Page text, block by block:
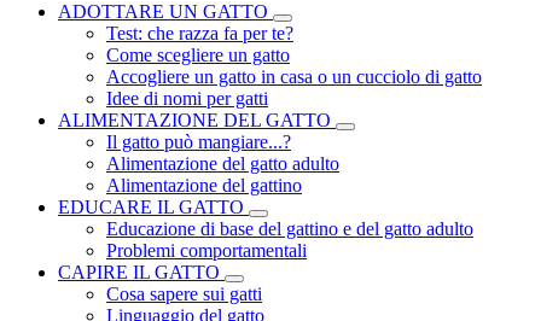
ADOTTARE UN GATTO
Test: che razza fa per te?
Come scegliere un gatto
Accogliere un gatto in casa o un cucciolo di gatto
Idee di nomi per gatti
ALIMENTAZIONE DEL GATTO
Il gatto può mangiare...?
Alimentazione del gatto adulto
Alimentazione del gattino
EDUCARE IL GATTO
Educazione di base del gattino e del gatto adulto
Problemi comportamentali
CAPIRE IL GATTO
Cosa sapere sui gatti
Linguaggio del gatto